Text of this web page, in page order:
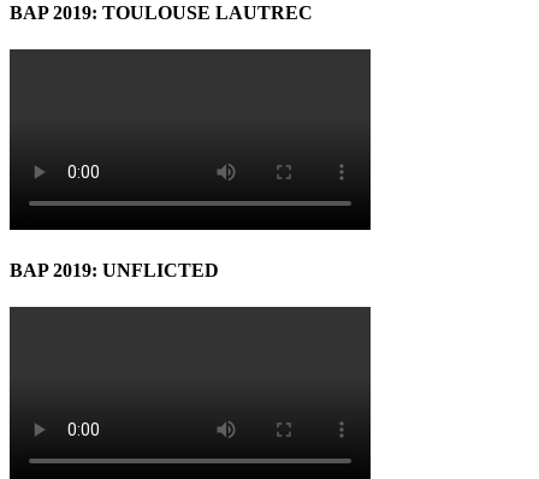
BAP 2019: TOULOUSE LAUTREC
BAP 2019: UNFLICTED